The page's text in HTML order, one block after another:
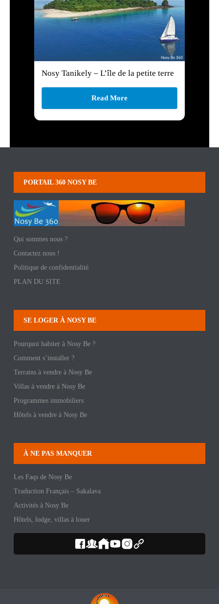
Nosy Tanikely – L’île de la petite terre
Read More
PORTAIL 360 NOSY BE
Qui sommes nous ?
Contactez nous !
Politique de confidentialité
PLAN DU SITE
SE LOGER À NOSY BE
Pourquoi habiter à Nosy Be ?
Comment s’installer ?
Terrains à vendre à Nosy Be
Villas à vendre à Nosy Be
Programmes immobiliers
Hôtels à vendre à Nosy Be
À NE PAS MANQUER
Les Faqs de Nosy Be
Traduction Français – Sakalava
Activités à Nosy Be
Hôtels, lodge, villas à louer